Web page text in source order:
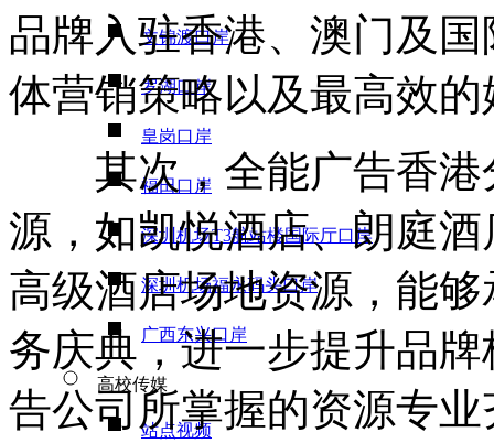
文锦渡口岸
罗湖口岸
皇岗口岸
福田口岸
深圳机场T3航站楼国际厅口岸
深圳机场福永码头口岸
广西东兴口岸
高校传媒
站点视频
品牌入驻香港、澳门及
体营销策略以及最高效
其次，全能广告香港
源，如凯悦酒店、朗庭
高级酒店场地资源，能
务庆典，进一步提升品
告公司所掌握的资源专